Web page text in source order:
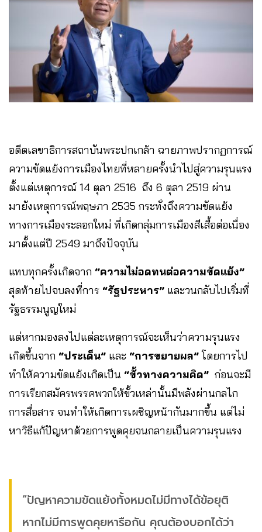
อดีตเลขาธิการสถาบันพระปกเกล้า ฉายภาพปรากฏการณ์
ความขัดแย้งการเมืองไทยที่หลายครั้งนำไปสู่ความรุนแรง
ตั้งแต่เหตุการณ์ 14 ตุลา 2516 ถึง 6 ตุลา 2519 ผ่าน
มายังเหตุการณ์พฤษภา 2535 กระทั่งถึงความขัดแย้ง
ทางการเมืองระลอกใหม่ ที่เกิดกลุ่มการเมืองสีเสื้อต่อเนื่อง
มาตั้งแต่ปี 2549 มาถึงปัจจุบัน
แทบทุกครั้งเกิดจาก “ความไม่อดทนต่อความขัดแย้ง”
สุดท้ายไปจบลงที่การ “รัฐประหาร” และวนกลับไปเริ่มที่
รัฐธรรมนูญใหม่
แต่หากมองลงไปแต่ละเหตุการณ์จะเห็นว่าความรุนแรง
เกิดขึ้นจาก “ประเด็น” และ “การขยายผล”โดยการไป
ทำให้ความขัดแย้งเกิดเป็น “ขั้วทางความคิด” ก่อนจะมี
การเรียกสมัครพรรคพวกให้ขั้วเหล่านั้นมีพลังผ่านกลไก
การสื่อสาร จนทำให้เกิดการเผชิญหน้ากันมากขึ้น แต่ไม่
หาวิธีแก้ปัญหาด้วยการพูดคุยจนกลายเป็นความรุนแรง
“ปัญหาความขัดแย้งทั้งหมดไม่มีทางได้ข้อยุติ
หากไม่มีการพูดคุยหารือกัน คุณต้องบอกได้ว่า